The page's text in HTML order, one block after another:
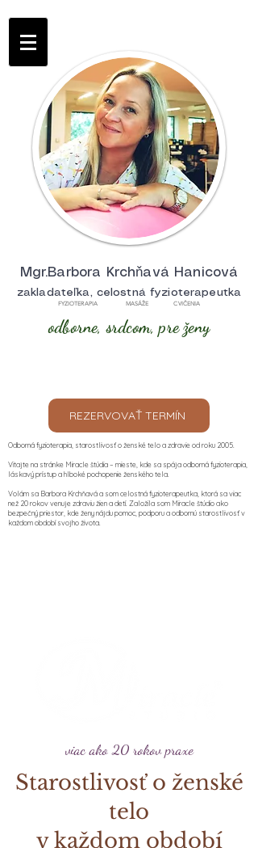
Mgr.Barbora Krchňavá Hanicová
zakladateľka, celostná fyzioterapeutka
FYZIOTERAPIA MASÁŽE CVIČENIA
odborne, srdcom, pre ženy
REZERVOVAŤ TERMÍN
Odborná fyzioterapia, starostlivosť o ženské telo a zdravie od roku 2005.
Vitajte na stránke Miracle štúdia – mieste, kde sa spája odborná fyzioterapia,
láskavý prístup a hlboké pochopenie ženského tela.
Volám sa Barbora Krchňavá a som celostná fyzioterapeutka, ktorá sa viac
než 20 rokov venuje zdraviu žien a detí. Založila som Miracle štúdio ako
bezpečný priestor, kde ženy nájdu pomoc, podporu a odbornú starostlivosť v
každom období svojho života.​
viac ako 20 rokov praxe
Starostlivosť o ženské
telo
v každom období